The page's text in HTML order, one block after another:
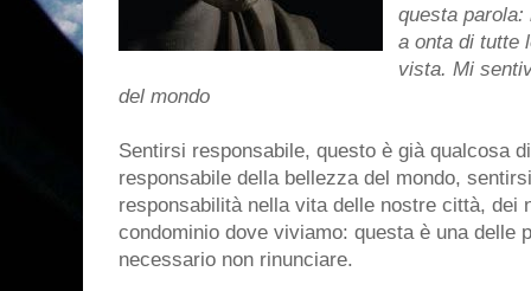
questa
a onta di tutte
vista. Mi
del mondo
Sentirsi responsabile, questo è già qualcosa
responsabile della bellezza del mondo,
responsabilità nella vita delle nostre città, dei
condominio dove viviamo: questa è una delle
necessario non rinunciare.